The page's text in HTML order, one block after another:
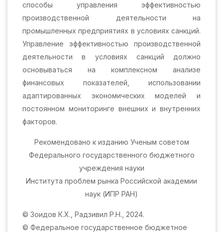
способы управления эффективностью
производственной деятельности на
промышленных предприятиях в условиях санкций.
Управление эффективностью производственной
деятельности в условиях санкций должно
основываться на комплексном анализе
финансовых показателей, использовании
адаптированных экономических моделей и
постоянном мониторинге внешних и внутренних
факторов.
Рекомендовано к изданию Ученым советом
Федерального государственного бюджетного
учреждения науки
Института проблем рынка Российской академии
наук (ИПР РАН)
© Зоидов К.Х., Радзивил Р.Н., 2024.
© Федеральное государственное бюджетное